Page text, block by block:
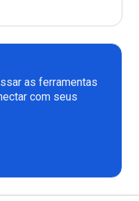
as ferramentas
com seus